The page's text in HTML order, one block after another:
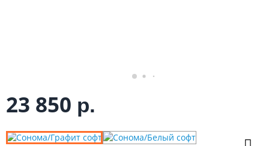
23 850 р.